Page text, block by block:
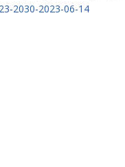
2030-2023-06-14